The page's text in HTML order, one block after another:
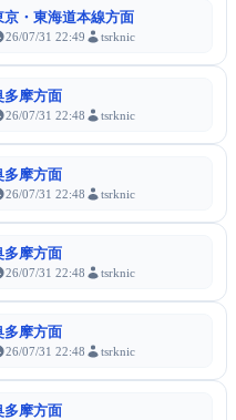
京・東海道本線方面
26/07/31 22:49 tsrknic
多摩方面
26/07/31 22:48 tsrknic
多摩方面
26/07/31 22:48 tsrknic
多摩方面
26/07/31 22:48 tsrknic
多摩方面
26/07/31 22:48 tsrknic
多摩方面